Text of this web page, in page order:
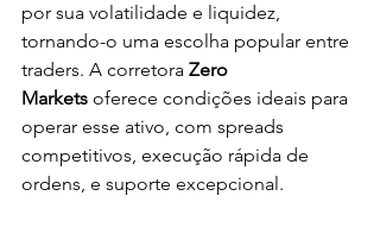
por sua volatilidade e liquidez,
tornando-o uma escolha popular entre
traders. A corretora Zero
Markets oferece condições ideais para
operar esse ativo, com spreads
competitivos, execução rápida de
ordens, e suporte excepcional.